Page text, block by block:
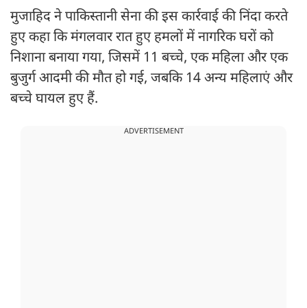
मुजाहिद ने पाकिस्तानी सेना की इस कार्रवाई की निंदा करते
हुए कहा कि मंगलवार रात हुए हमलों में नागरिक घरों को
निशाना बनाया गया, जिसमें 11 बच्चे, एक महिला और एक
बुजुर्ग आदमी की मौत हो गई, जबकि 14 अन्य महिलाएं और
बच्चे घायल हुए हैं.
ADVERTISEMENT